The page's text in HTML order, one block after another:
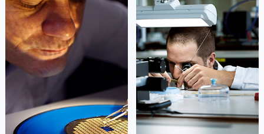
凯罗尔·切尔西
资深昆仑技师
是昆仑售后服务中心
(昆仑保养中心)
的高级技师之一
Beijing corum Maintain center
北京昆仑维修
达芙妮·克劳迪娅
资深昆仑技师
是昆仑售后服务中心
(昆仑保养中心)
的高级技师之一
Shanghai corum Maintain center
 上海昆仑维修